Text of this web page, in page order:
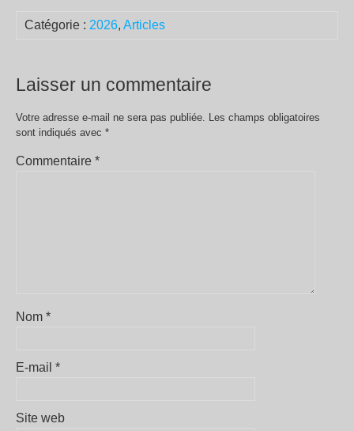
Catégorie : 2026, Articles
Laisser un commentaire
Votre adresse e-mail ne sera pas publiée. Les champs obligatoires
sont indiqués avec *
Commentaire *
Nom *
E-mail *
Site web